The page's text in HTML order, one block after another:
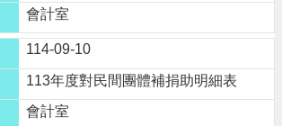
會計室
114-09-10
113年度對民間團體補捐助明細表
會計室